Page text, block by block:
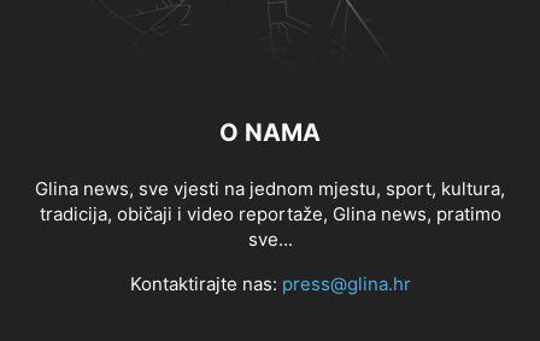
O NAMA
Glina news, sve vjesti na jednom mjestu, sport, kultura,
tradicija, običaji i video reportaže, Glina news, pratimo
sve...
Kontaktirajte nas: press@glina.hr